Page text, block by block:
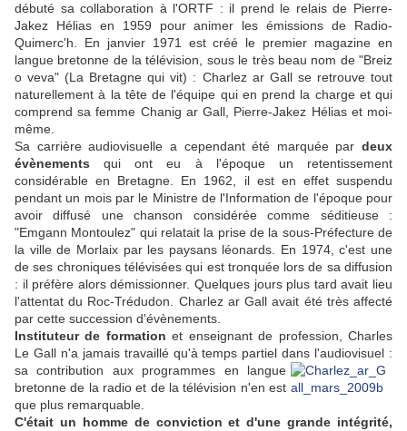
débuté sa collaboration à l'ORTF : il prend le relais de Pierre-
Jakez Hélias en 1959 pour animer les émissions de Radio-
Quimerc'h. En janvier 1971 est créé le premier magazine en
langue bretonne de la télévision, sous le très beau nom de "Breiz
o veva" (La Bretagne qui vit) : Charlez ar Gall se retrouve tout
naturellement à la tête de l'équipe qui en prend la charge et qui
comprend sa femme Chanig ar Gall, Pierre-Jakez Hélias et moi-
même.
Sa carrière audiovisuelle a cependant été marquée par deux
évènements qui ont eu à l'époque un retentissement
considérable en Bretagne. En 1962, il est en effet suspendu
pendant un mois par le Ministre de l'Information de l'époque pour
avoir diffusé une chanson considérée comme séditieuse :
"Emgann Montoulez" qui relatait la prise de la sous-Préfecture de
la ville de Morlaix par les paysans léonards. En 1974, c'est une
de ses chroniques télévisées qui est tronquée lors de sa diffusion
: il préfère alors démissionner. Quelques jours plus tard avait lieu
l'attentat du Roc-Trédudon. Charlez ar Gall avait été très affecté
par cette succession d'évènements.
Instituteur de formation et enseignant de profession, Charles
Le Gall n'a jamais travaillé qu'à temps partiel dans l'audiovisuel :
sa contribution aux programmes en langue
bretonne de la radio et de la télévision n'en est
que plus remarquable.
C'était un homme de conviction et d'une grande intégrité,